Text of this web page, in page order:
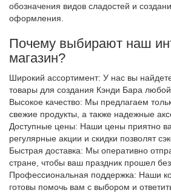
обозначения видов сладостей и
оформления.
Почему выбирают наш
магазин?
Широкий ассортимент: У нас вы
товары для создания Кэнди Бара
Высокое качество: Мы предлагаем
свежие продукты, а также надежные
Доступные цены: Наши цены приятно
регулярные акции и скидки позволят
Быстрая доставка: Мы оперативно
стране, чтобы ваш праздник прошел
Профессиональная поддержка: Наши
готовы помочь вам с выбором и